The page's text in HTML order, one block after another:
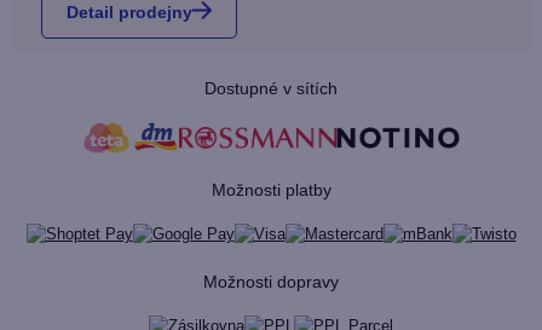
Detail prodejny
Dostupné v sítích
Možnosti platby
Možnosti dopravy